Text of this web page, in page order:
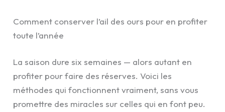
Comment conserver l’ail des ours pour en profiter
toute l’année
La saison dure six semaines — alors autant en
profiter pour faire des réserves. Voici les
méthodes qui fonctionnent vraiment, sans vous
promettre des miracles sur celles qui en font peu.